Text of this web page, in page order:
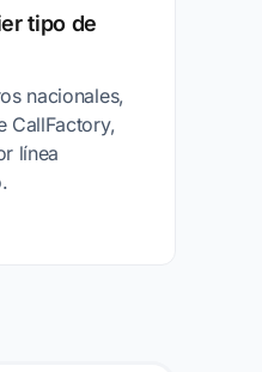
tipo de
nacionales,
CallFactory,
línea